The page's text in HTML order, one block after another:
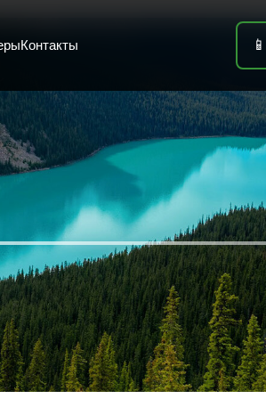
Контакты 📱